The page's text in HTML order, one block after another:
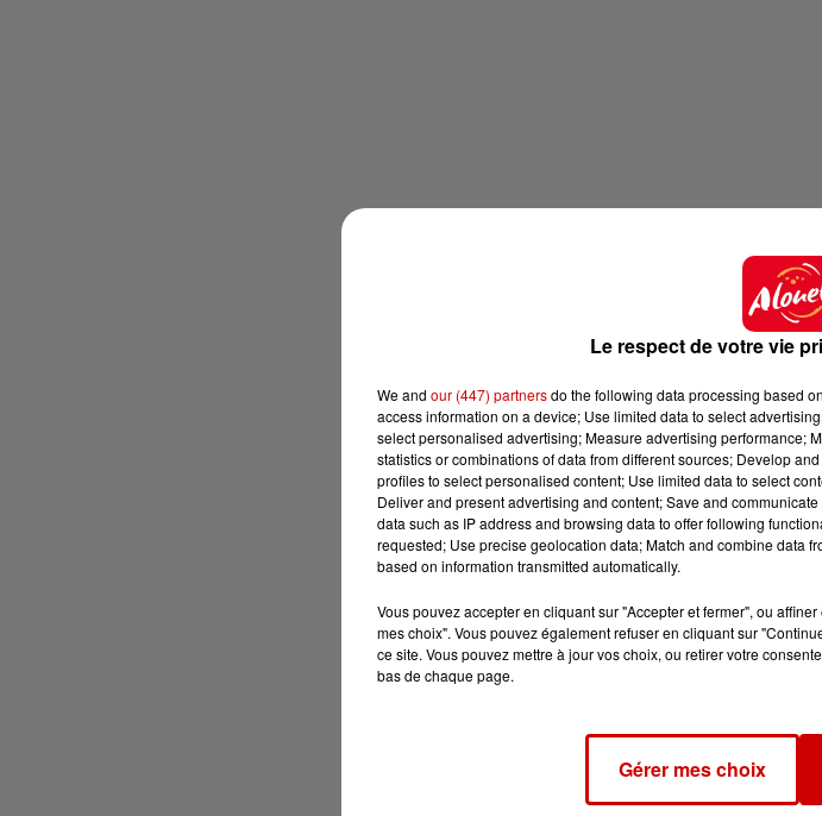
Le respect de votre vie
We and our (447) partnersdo the following data processing based
access information on a device; Use limited data to select
select personalised advertising; Measure advertising performance;
statistics or combinations of data from different sources; Develop
profiles to select personalised content; Use limited data to select
Deliver and present advertising and content; Save and
data such as IP address and browsing data to offer following
requested; Use precise geolocation data; Match and combine data
based on information transmitted automatically.
Vous pouvez accepter en cliquant sur "Accepter et fermer", ou
mes choix". Vous pouvez également refuser en cliquant sur
ce site. Vous pouvez mettre à jour vos choix, ou retirer votre
bas de chaque page.
Gérer mes choix